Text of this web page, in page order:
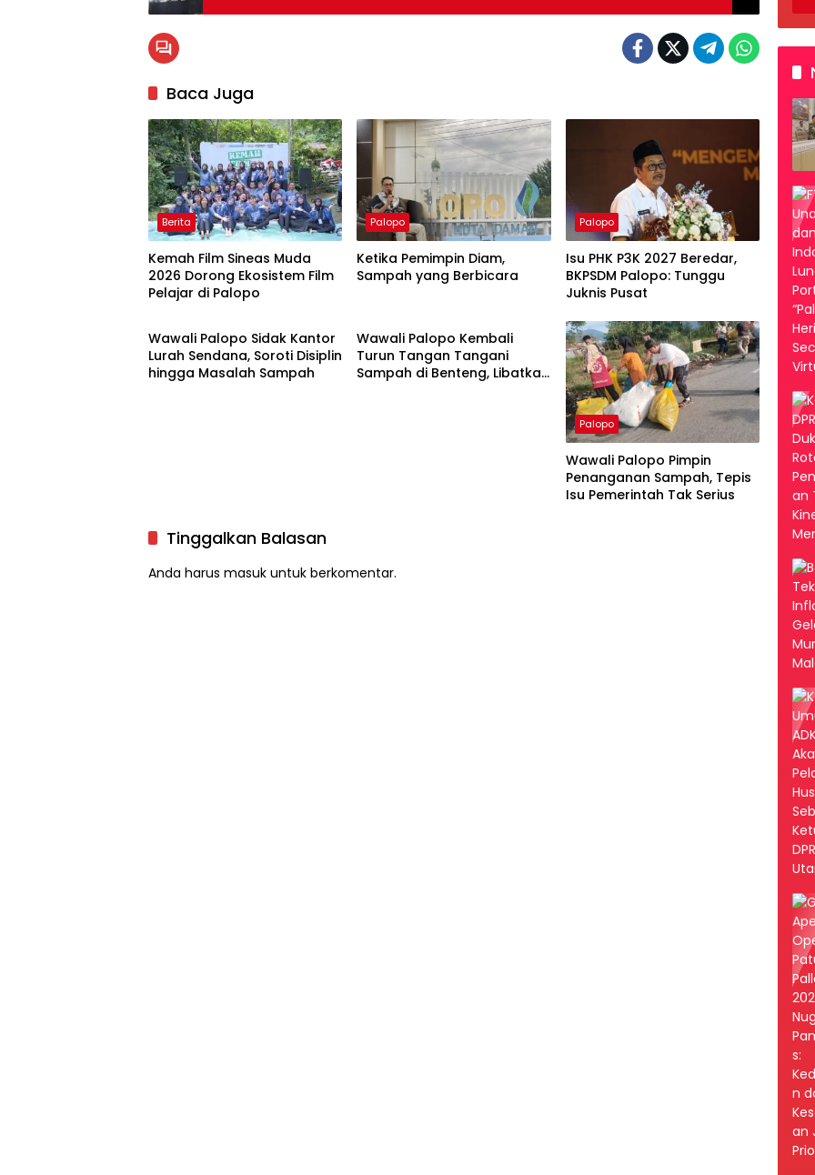
Baca Juga
Berita
Kemah Film Sineas Muda
2026 Dorong Ekosistem Film
Pelajar di Palopo
Palopo
Ketika Pemimpin Diam,
Sampah yang Berbicara
Palopo
Isu PHK P3K 2027 Beredar,
BKPSDM Palopo: Tunggu
Juknis Pusat
Palopo
Wawali Palopo Sidak Kantor
Lurah Sendana, Soroti Disiplin
hingga Masalah Sampah
Wawali Palopo Kembali
Turun Tangan Tangani
Sampah di Benteng, Libatkan
Palopo
Wawali Palopo Pimpin
Penanganan Sampah, Tepis
Isu Pemerintah Tak Serius
Tinggalkan Balasan
Anda harus masuk untuk berkomentar.